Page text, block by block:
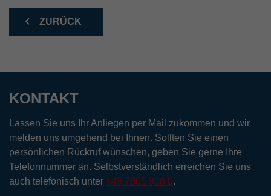
ZURÜCK
KONTAKT
Lassen Sie uns Ihr Anliegen per Mail zukommen und wir
melden uns umgehend bei Ihnen. Sollten Sie einen
persönlichen Rückruf wünschen, geben Sie gerne Ihre
Telefonnummer an. Selbstverständlich erreichen Sie uns
auch telefonisch unter +49 7805 918 0.